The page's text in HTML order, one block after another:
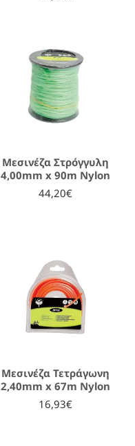
Μεσινέζα Στρόγγυλη
4,00mm x 90m Nylon
44,20€
Μεσινέζα Τετράγωνη
2,40mm x 67m Nylon
16,93€